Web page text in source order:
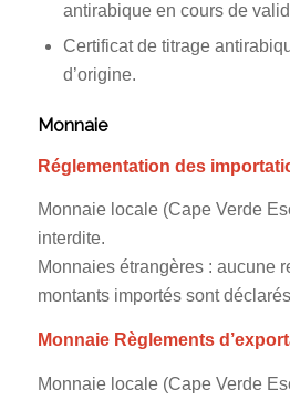
antirabique en cours de
Certificat de titrage
d’origine.
Monnaie
Réglementation des
Monnaie locale (Cape Verde
interdite.
Monnaies étrangères : aucune
montants importés sont
Monnaie Règlements
Monnaie locale (Cape Verde